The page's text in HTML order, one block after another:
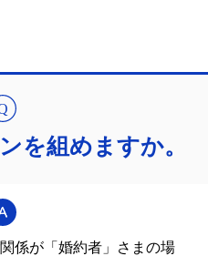
を組めますか。
係が「婚約者」さまの場